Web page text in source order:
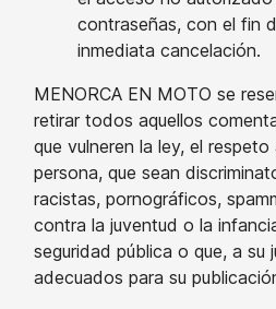
contraseñas, con el fin
inmediata cancelación.
MENORCA EN MOTO se
retirar todos aquellos
que vulneren la ley, el
persona, que sean
racistas, pornográficos,
contra la juventud o la
seguridad pública o que, a su
adecuados para su